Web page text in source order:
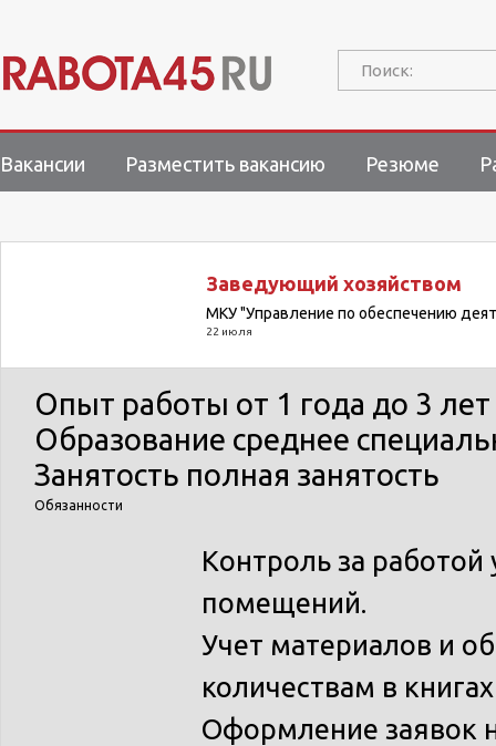
Поиск:
Вакансии Разместить вакансию Резюме
Заведующий хозяйством
МКУ "Управление по обеспечению
22 июля
Опыт работы от 1 года до 3 лет
Образование среднее
Занятость полная занятость
Обязанности
Контроль за
помещений.
Учет материалов и
количествам в
Оформление заявок